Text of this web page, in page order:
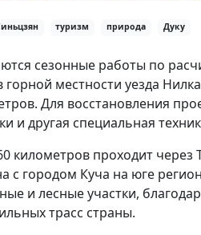
туризм природа Дуку
сезонные работы по
местности уезда
Для восстановления
и другая специальная
километров проходит
с городом Куча на юге
и лесные участки,
трасс страны.